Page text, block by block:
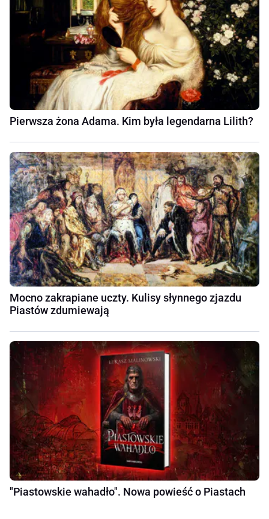
Pierwsza żona Adama. Kim była legendarna Lilith?
Mocno zakrapiane uczty. Kulisy słynnego zjazdu
Piastów zdumiewają
"Piastowskie wahadło". Nowa powieść o Piastach